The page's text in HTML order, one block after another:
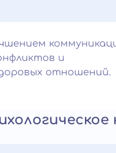
и
отношений.